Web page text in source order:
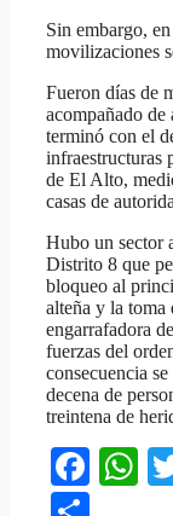
Sin embargo,
movilizaciones
Fueron días de
acompañado de
terminó con el
infraestructuras
de El Alto,
casas de
Hubo un sector
Distrito 8 que
bloqueo al
alteña y la toma
engarrafadora
fuerzas del
consecuencia
decena de
treintena de